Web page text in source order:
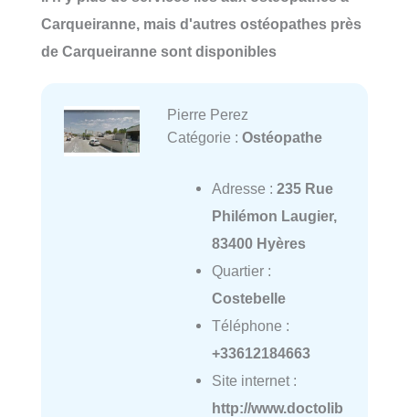
Carqueiranne, mais d'autres ostéopathes près
de Carqueiranne sont disponibles
Pierre Perez
Catégorie : Ostéopathe
Adresse : 235 Rue
Philémon Laugier,
83400 Hyères
Quartier :
Costebelle
Téléphone :
+33612184663
Site internet :
http://www.doctolib